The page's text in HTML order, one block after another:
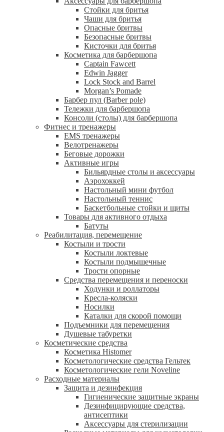
Стойки для бритья
Чаши для бритья
Опасные бритвы
Безопасные бритвы
Кисточки для бритья
Косметика для барбершопа
Captain Fawcett
Edwin Jagger
Lock Stock and Barrel
Morgan’s Pomade
Барбер пул (Barber pole)
Тележки для барбершопа
Консоли (столы) для барбершопа
Фитнес и тренажеры
EMS тренажеры
Велотренажеры
Беговые дорожки
Активные игры
Бильярдные столы и аксессуары
Аэрохоккей
Настольный мини футбол
Настольный теннис
Баскетбольные стойки и щиты
Товары для активного отдыха
Батуты
Реабилитация, перемещение
Костыли и трости
Костыли локтевые
Костыли подмышечные
Трости опорные
Средства перемещения и переноски
Ходунки и роллаторы
Кресла-коляски
Носилки
Каталки для скорой помощи
Подъемники для перемещения
Душевые табуретки
Косметические средства
Косметика Histomer
Косметологические средства Гельтек
Косметологические гели Noveline
Расходные материалы
Защита и дезинфекция
Гигиенические защитные экраны
Дезинфицирующие средства,
антисептики
Аксессуары для стерилизации